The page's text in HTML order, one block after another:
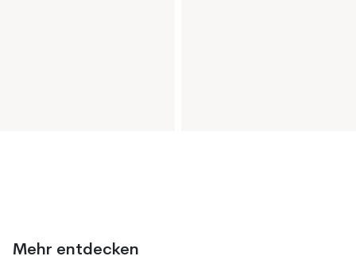
Mehr entdecken